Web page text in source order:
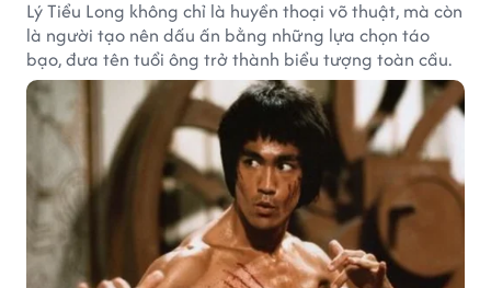
Lý Tiểu Long không chỉ là huyền thoại võ thuật, mà còn
là người tạo nên dấu ấn bằng những lựa chọn táo
bạo, đưa tên tuổi ông trở thành biểu tượng toàn cầu.